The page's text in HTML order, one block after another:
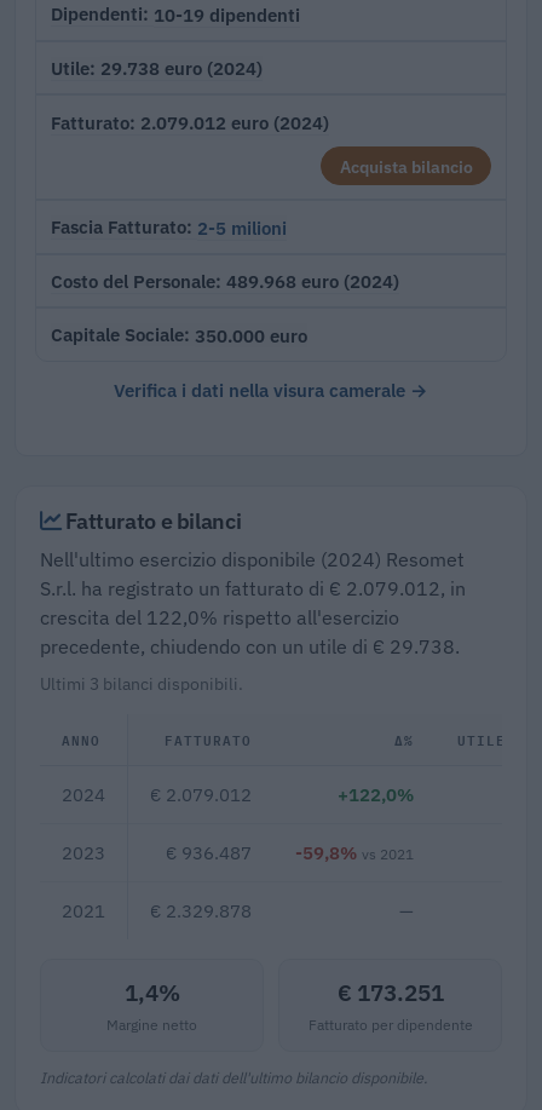
Dipendenti 10-19 dipendenti
Utile 29.738 euro (2024)
Fatturato 2.079.012 euro (2024)
Acquista bilancio
Fascia Fatturato 2-5 milioni
Costo del Personale 489.968 euro (2024)
Capitale Sociale 350.000 euro
Verifica i dati nella visura camerale →
Fatturato e bilanci
Nell'ultimo esercizio disponibile (2024) Resomet
S.r.l. ha registrato un fatturato di € 2.079.012, in
crescita del 122,0% rispetto all'esercizio
precedente, chiudendo con un utile di € 29.738.
Ultimi 3 bilanci disponibili.
ANNO FATTURATO Δ% UTILE/
2024 € 2.079.012 +122,0%
2023 € 936.487 -59,8% vs 2021
2021 € 2.329.878 —
1,4%
Margine netto
€ 173.251
Fatturato per dipendente
Indicatori calcolati dai dati dell'ultimo bilancio disponibile.